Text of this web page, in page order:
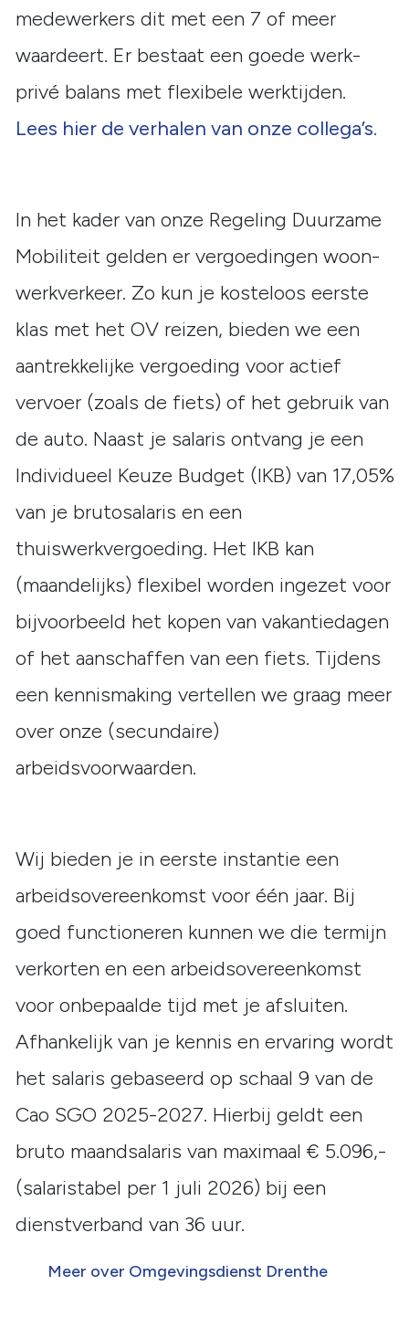
medewerkers dit met een 7 of meer
waardeert. Er bestaat een goede werk-
privé balans met flexibele werktijden.
Lees hier de verhalen van onze collega’s.
In het kader van onze Regeling Duurzame
Mobiliteit gelden er vergoedingen woon-
werkverkeer. Zo kun je kosteloos eerste
klas met het OV reizen, bieden we een
aantrekkelijke vergoeding voor actief
vervoer (zoals de fiets) of het gebruik van
de auto. Naast je salaris ontvang je een
Individueel Keuze Budget (IKB) van 17,05%
van je brutosalaris en een
thuiswerkvergoeding. Het IKB kan
(maandelijks) flexibel worden ingezet voor
bijvoorbeeld het kopen van vakantiedagen
of het aanschaffen van een fiets. Tijdens
een kennismaking vertellen we graag meer
over onze (secundaire)
arbeidsvoorwaarden.
Wij bieden je in eerste instantie een
arbeidsovereenkomst voor één jaar. Bij
goed functioneren kunnen we die termijn
verkorten en een arbeidsovereenkomst
voor onbepaalde tijd met je afsluiten.
Afhankelijk van je kennis en ervaring wordt
het salaris gebaseerd op schaal 9 van de
Cao SGO 2025-2027. Hierbij geldt een
bruto maandsalaris van maximaal € 5.096,-
(salaristabel per 1 juli 2026) bij een
dienstverband van 36 uur.
Meer over Omgevingsdienst Drenthe